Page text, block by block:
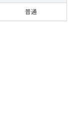
普通